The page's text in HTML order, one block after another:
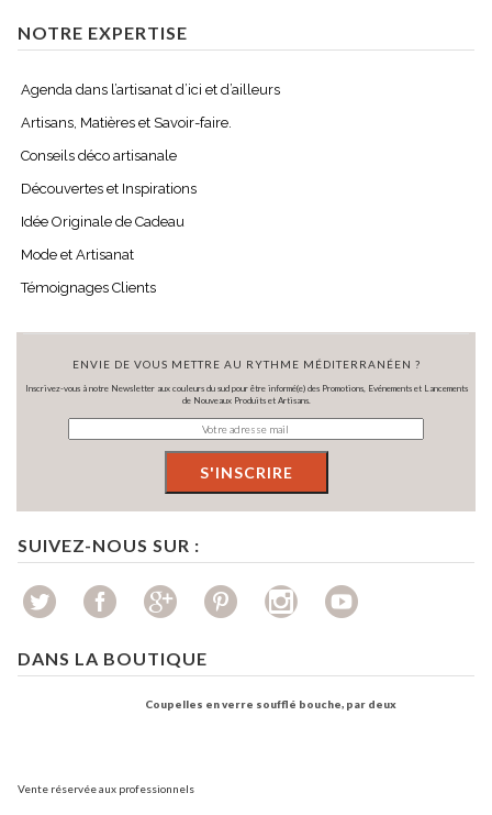
NOTRE EXPERTISE
Agenda dans l’artisanat d’ici et d’ailleurs
Artisans, Matières et Savoir-faire.
Conseils déco artisanale
Découvertes et Inspirations
Idée Originale de Cadeau
Mode et Artisanat
Témoignages Clients
ENVIE DE VOUS METTRE AU RYTHME MÉDITERRANÉEN ?
Inscrivez-vous à notre Newsletter aux couleurs du sud pour être informé(e) des Promotions, Evénements et Lancements
de Nouveaux Produits et Artisans.
SUIVEZ-NOUS SUR :
DANS LA BOUTIQUE
Coupelles en verre soufflé bouche, par deux
Vente réservée aux professionnels